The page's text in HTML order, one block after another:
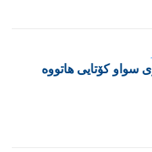
سواو کۆتایی هاتووە